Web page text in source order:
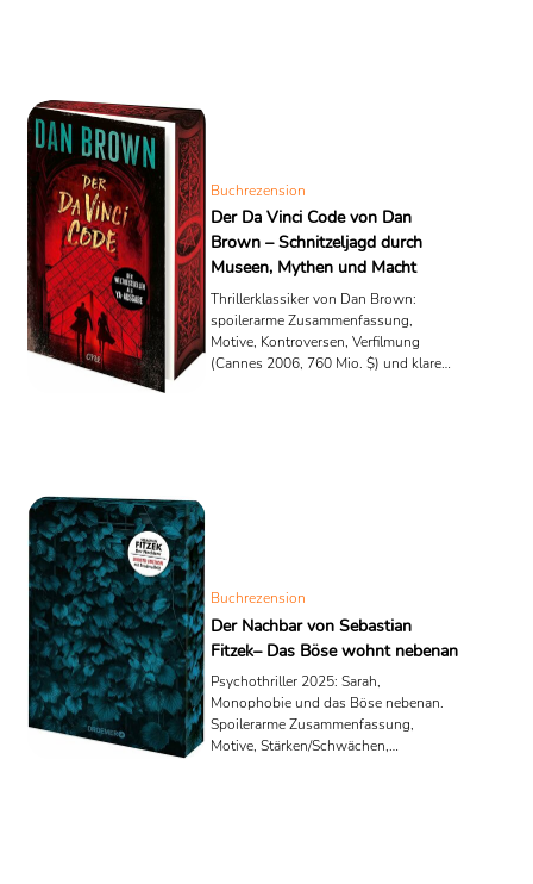
Buchrezension
Der Da Vinci Code von Dan
Brown – Schnitzeljagd durch
Museen, Mythen und Macht
Thrillerklassiker von Dan Brown:
spoilerarme Zusammenfassung,
Motive, Kontroversen, Verfilmung
(Cannes 2006, 760 Mio. $) und klare
Buchrezension
Der Nachbar von Sebastian
Fitzek– Das Böse wohnt nebenan
Psychothriller 2025: Sarah,
Monophobie und das Böse nebenan.
Spoilerarme Zusammenfassung,
Motive, Stärken/Schwächen,